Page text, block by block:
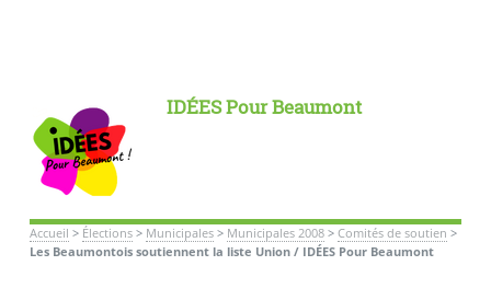
IDÉES Pour Beaumont
Accueil > Élections> Municipales> Municipales 2008> Comités de soutien >
Les Beaumontois soutiennent la liste Union / IDÉES Pour Beaumont